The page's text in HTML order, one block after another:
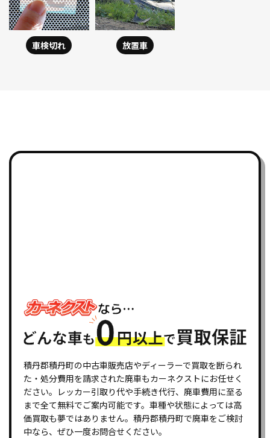
車検切れ 放置車
積丹郡積丹町の中古車販売店やディーラーで買取を断られ
た・処分費用を請求された廃車もカーネクストにお任せく
ださい。レッカー引取り代や手続き代行、廃車費用に至る
まで全て無料でご案内可能です。車種や状態によっては高
価買取も夢ではありません。積丹郡積丹町で廃車をご検討
中なら、ぜひ一度お問合せください。